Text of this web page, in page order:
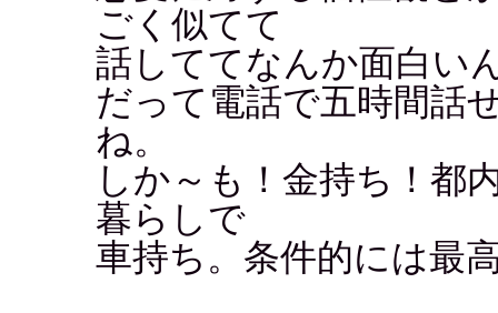
ごく似てて
話しててなんか面白い
だって電話で五時間話
ね。
しか～も！金持ち！都
暮らしで
車持ち。条件的には最